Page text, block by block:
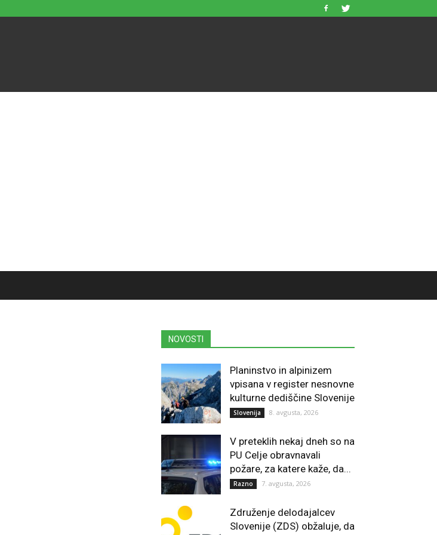
NOVOSTI
Planinstvo in alpinizem
vpisana v register nesnovne
kulturne dediščine Slovenije
Slovenija 8. avgusta, 2026
V preteklih nekaj dneh so na
PU Celje obravnavali
požare, za katere kaže, da...
Razno 7. avgusta, 2026
Združenje delodajalcev
Slovenije (ZDS) obžaluje, da